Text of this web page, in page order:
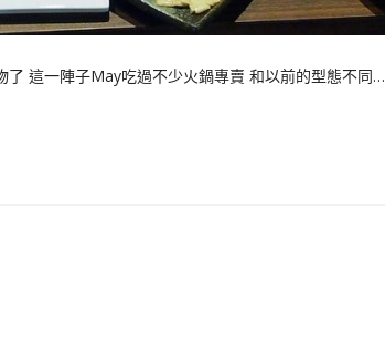
這一陣子May吃過不少火鍋專賣 和以前的型態不同…